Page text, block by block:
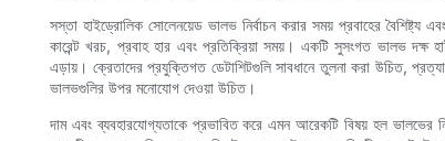
সস্তা হাইড্রোলিক সোলেনয়েড ভালভ নির্বাচন করার সময় প্রবাহের বৈশিষ্ট্য
কারেন্ট খরচ, প্রবাহ হার এবং প্রতিক্রিয়া সময়। একটি সুসংগত ভালভ দক্ষ
এড়ায়। ক্রেতাদের প্রযুক্তিগত ডেটাশিটগুলি সাবধানে তুলনা করা উচিত,
ভালভগুলির উপর মনোযোগ দেওয়া উচিত।
দাম এবং ব্যবহারযোগ্যতাকে প্রভাবিত করে এমন আরেকটি বিষয় হল ভালভের